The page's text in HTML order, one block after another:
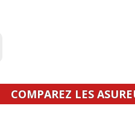
COMPAREZ LES